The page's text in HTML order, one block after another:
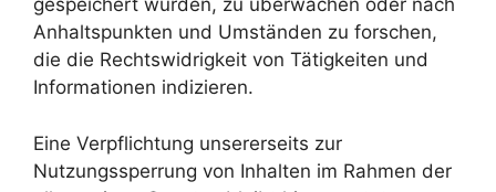
gespeichert wurden, zu überwachen oder nach
Anhaltspunkten und Umständen zu forschen,
die die Rechtswidrigkeit von Tätigkeiten und
Informationen indizieren.
Eine Verpflichtung unsererseits zur
Nutzungssperrung von Inhalten im Rahmen der